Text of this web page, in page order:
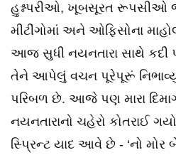
હુશ્નપરીઓ, ખૂબસૂરત રૂપસીઓ
મીટીંગોમાં અને ઓફિસોના
આજ સુધી નયનતારા સાથે કદી
તેને આપેલું વચન પૂરેપૂરૂં
પરિબળ છે. આજે પણ મારા
નયનતારાનો ચહેરો કોતરાઈ
સ્પ્રિન્ટ યાદ આવે છે - ‘નો મોર